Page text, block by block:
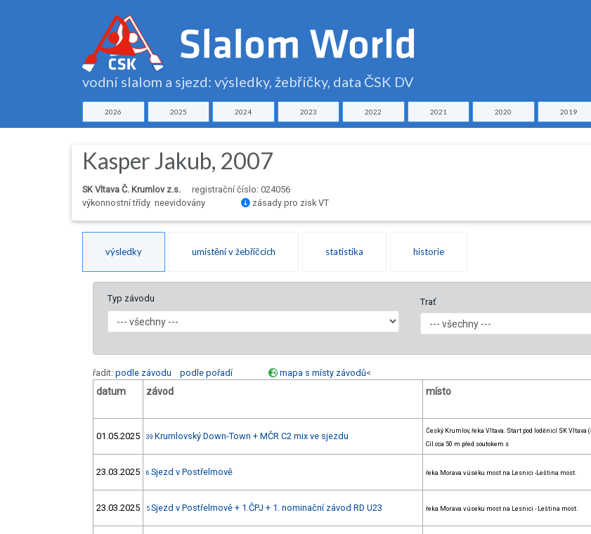
vodní slalom a sjezd: výsledky, žebříčky, data ČSK DV
2026 2025 2024 2023 2022 2021 2020 2019
Kasper Jakub, 2007
SK Vltava Č. Krumlov z.s.
registrační číslo: 024056
výkonnostní třídy neevidovány
zásady pro zisk VT
výsledky umístění v žebříčcích statistika historie
Typ závodu Trať
řadit: podle závodu podle pořadí mapa s místy závodů<
datum závod místo
01.05.2025 39 Krumlovský Down-Town + MČR C2 mix ve sjezdu
Český Krumlov, řeka Vltava. Start pod loděnicí SK Vltava
Cíl cca 50 m před soutokem s
23.03.2025 6 Sjezd v Postřelmově řeka Morava v úseku most na Lesnici -Leština most.
23.03.2025 5 Sjezd v Postřelmově + 1.ČPJ + 1. nominační závod RD U23 řeka Morava v úseku most na Lesnici - Leština most.